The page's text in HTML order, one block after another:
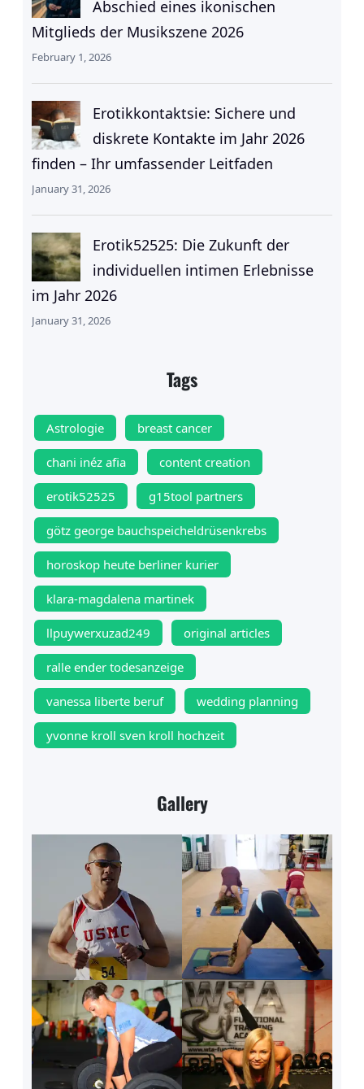
Abschied eines ikonischen
Mitglieds der Musikszene 2026
February 1, 2026
Erotikkontaktsie: Sichere und
diskrete Kontakte im Jahr 2026
finden – Ihr umfassender Leitfaden
January 31, 2026
Erotik52525: Die Zukunft der
individuellen intimen Erlebnisse
im Jahr 2026
January 31, 2026
Tags
Astrologie breast cancer
chani inéz afia content creation
erotik52525 g15tool partners
götz george bauchspeicheldrüsenkrebs
horoskop heute berliner kurier
klara-magdalena martinek
llpuywerxuzad249 original articles
ralle ender todesanzeige
vanessa liberte beruf wedding planning
yvonne kroll sven kroll hochzeit
Gallery